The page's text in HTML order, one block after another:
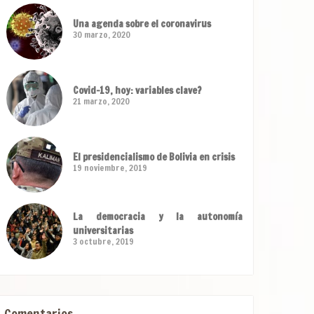
Una agenda sobre el coronavirus
30 marzo, 2020
Covid-19, hoy: variables clave?
21 marzo, 2020
El presidencialismo de Bolivia en crisis
19 noviembre, 2019
La democracia y la autonomía
universitarias
3 octubre, 2019